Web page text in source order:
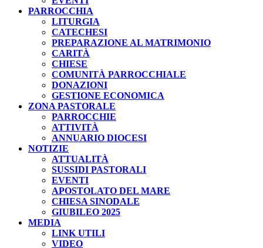
PARROCCHIA
LITURGIA
CATECHESI
PREPARAZIONE AL MATRIMONIO
CARITÀ
CHIESE
COMUNITÀ PARROCCHIALE
DONAZIONI
GESTIONE ECONOMICA
ZONA PASTORALE
PARROCCHIE
ATTIVITÀ
ANNUARIO DIOCESI
NOTIZIE
ATTUALITÀ
SUSSIDI PASTORALI
EVENTI
APOSTOLATO DEL MARE
CHIESA SINODALE
GIUBILEO 2025
MEDIA
LINK UTILI
VIDEO